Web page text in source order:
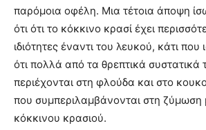
παρόμοια οφέλη. Μια τέτοια άποψη
ότι ότι το κόκκινο κρασί έχει
ιδιότητες έναντι του λευκού, κάτι που
ότι πολλά από τα θρεπτικά συστατικά
περιέχονται στη φλούδα και στο
που συμπεριλαμβάνονται στη ζύμωση
κόκκινου κρασιού.